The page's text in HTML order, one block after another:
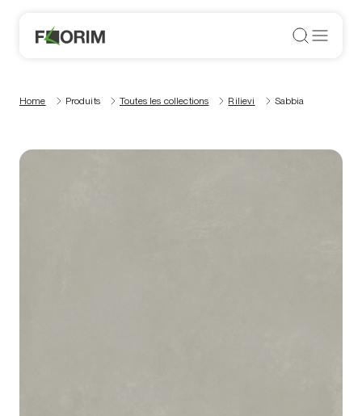
Home Produits Toutes les collections Rilievi Sabbia